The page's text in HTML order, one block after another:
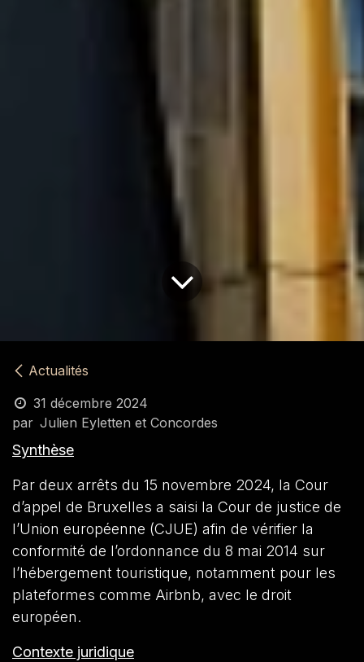
Actualités
31 décembre 2024
par Julien Eyletten et Concordes
Synthèse
Par deux arrêts du 15 novembre 2024, la Cour
d’appel de Bruxelles a saisi la Cour de justice de
l’Union européenne (CJUE) afin de vérifier la
conformité de l’ordonnance du 8 mai 2014 sur
l’hébergement touristique, notamment pour les
plateformes comme Airbnb, avec le droit
européen.
Contexte juridique